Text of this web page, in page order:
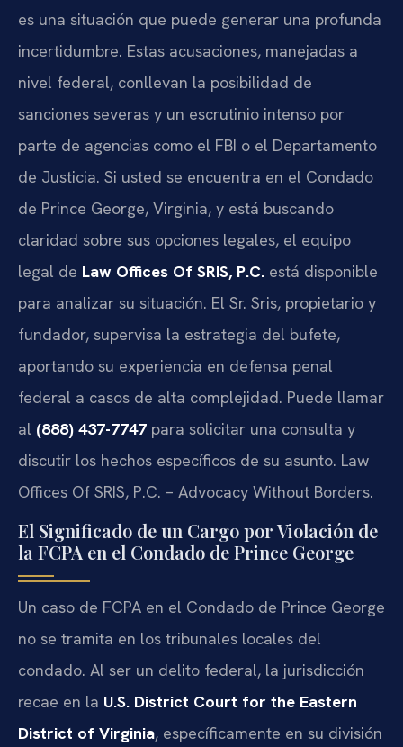
es una situación que puede generar una profunda
incertidumbre. Estas acusaciones, manejadas a
nivel federal, conllevan la posibilidad de
sanciones severas y un escrutinio intenso por
parte de agencias como el FBI o el Departamento
de Justicia. Si usted se encuentra en el Condado
de Prince George, Virginia, y está buscando
claridad sobre sus opciones legales, el equipo
legal de Law Offices Of SRIS, P.C. está disponible
para analizar su situación. El Sr. Sris, propietario y
fundador, supervisa la estrategia del bufete,
aportando su experiencia en defensa penal
federal a casos de alta complejidad. Puede llamar
al (888) 437-7747 para solicitar una consulta y
discutir los hechos específicos de su asunto. Law
Offices Of SRIS, P.C. – Advocacy Without Borders.
El Significado de un Cargo por Violación de
la FCPA en el Condado de Prince George
Un caso de FCPA en el Condado de Prince George
no se tramita en los tribunales locales del
condado. Al ser un delito federal, la jurisdicción
recae en la U.S. District Court for the Eastern
District of Virginia, específicamente en su división